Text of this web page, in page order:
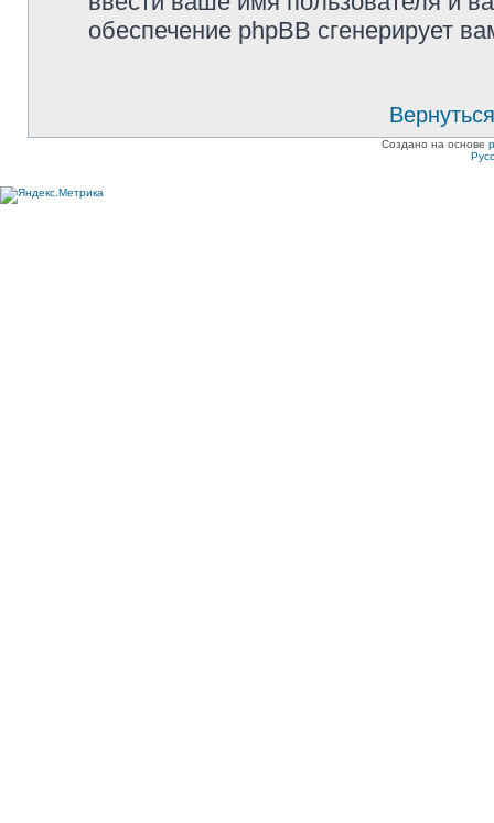
обеспечение phpBB сгенерирует
Создано на основе